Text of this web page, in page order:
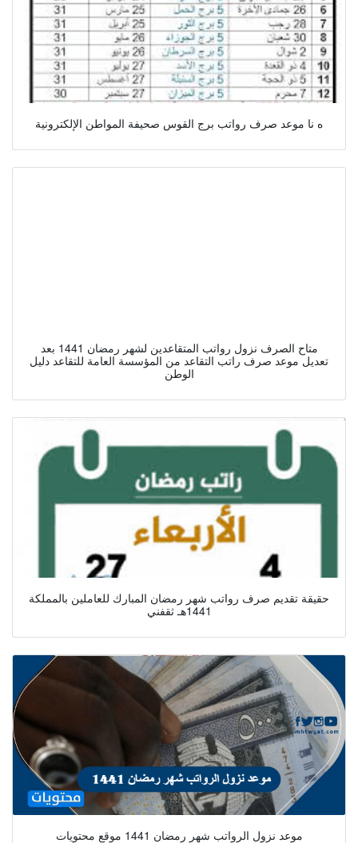
ه نا موعد صرف رواتب برج القوس صحيفة المواطن الإلكترونية
متاح الصرف نزول رواتب المتقاعدين لشهر رمضان 1441 بعد
تعديل موعد صرف راتب التقاعد من المؤسسة العامة للتقاعد دليل
الوطن
حقيقة تقديم صرف رواتب شهر رمضان المبارك للعاملين بالمملكة
1441هـ ثقفني
موعد نزول الرواتب شهر رمضان 1441 موقع محتويات